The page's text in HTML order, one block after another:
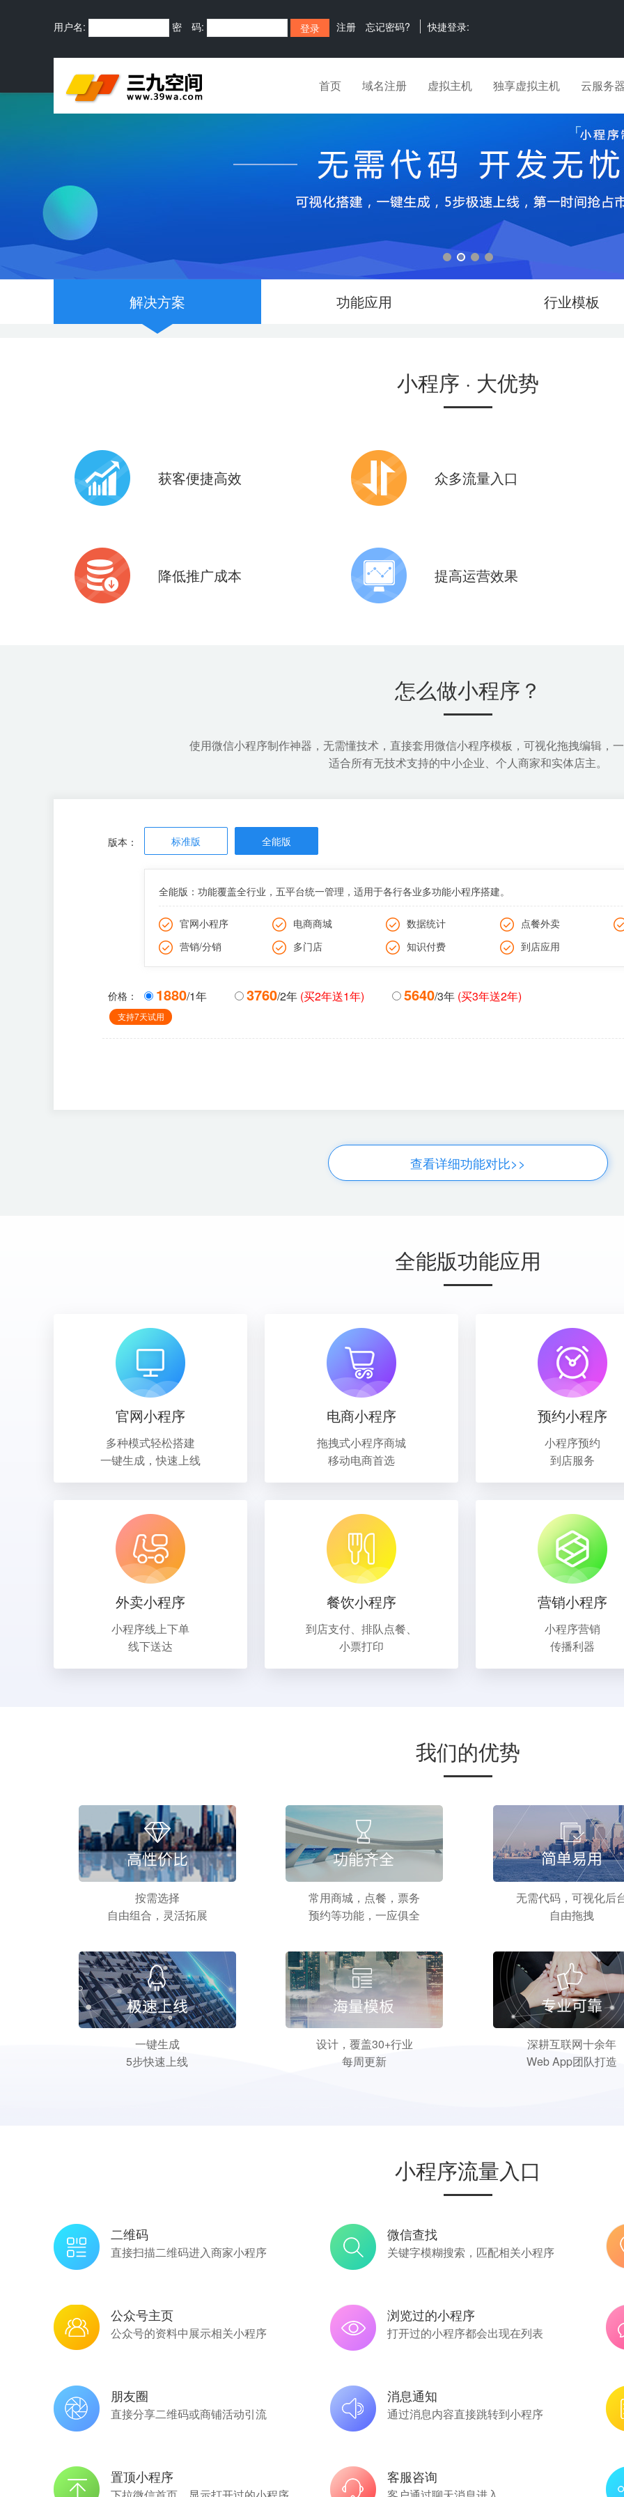
用户名: 密 码: 注册 忘记密码? 快捷登录:
首页 域名注册 虚拟主机 独享虚拟主机 云服务
解决方案 功能应用 行业模板
小程序 · 大优势
获客便捷高效
6亿+微信支付用户
众多流量入口
助力全面布局微信新生态
降低推广成本 提高运营效果
怎么做小程序？
使用微信小程序制作神器，无需懂技术，直接套用微信小程序模板，可视化拖拽编辑，
适合所有无技术支持的中小企业、个人商家和实体店主。
版本： 标准版 全能版
全能版：功能覆盖全行业，五平台统一管理，适用于各行各业多功能小程序搭建。
官网小程序 电商商城 数据统计
点餐外卖
营销/分销
多门店 知识付费 到店应用
价格：
支持7天试用
1880/1年 3760/2年 (买2年送1年) 5640/3年 (买3年送2年)
查看详细功能对比>>
全能版功能应用
官网小程序
多种模式轻松搭建
一键生成，快速上线
电商小程序
拖拽式小程序商城
移动电商首选
预约小程序
小程序预约
到店服务
外卖小程序
小程序线上下单
线下送达
餐饮小程序
到店支付、排队点餐、
小票打印
营销小程序
小程序营销
传播利器
我们的优势
按需选择
自由组合，灵活拓展
常用商城，点餐，票务
预约等功能，一应俱全
无需代码，可视化后
自由拖拽
一键生成
5步快速上线
设计，覆盖30+行业
每周更新
深耕互联网十余年
Web App团队打造
小程序流量入口
二维码
直接扫描二维码进入商家小程序
微信查找
关键字模糊搜索，匹配相关小程序
公众号主页
公众号的资料中展示相关小程序
浏览过的小程序
打开过的小程序都会出现在列表
朋友圈
直接分享二维码或商铺活动引流
消息通知
通过消息内容直接跳转到小程序
置顶小程序 客服咨询